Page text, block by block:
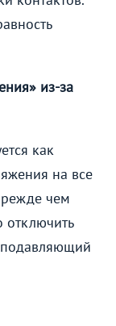
из-за
как
на все
чем
отключить